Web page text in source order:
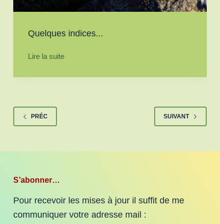
Quelques indices...
Lire la suite
PRÉC SUIVANT
S’abonner…
Pour recevoir les mises à jour il suffit de me
communiquer votre adresse mail :